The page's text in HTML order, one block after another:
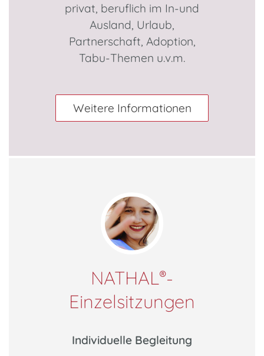
privat, beruflich im In-und
Ausland, Urlaub,
Partnerschaft, Adoption,
Tabu-Themen u.v.m.
Weitere Informationen
NATHAL®-
Einzelsitzungen
Individuelle Begleitung